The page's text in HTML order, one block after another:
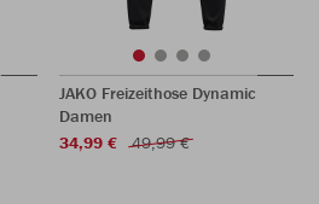
JAKO Freizeithose Dynamic
Damen
34,99 €
49,99 €